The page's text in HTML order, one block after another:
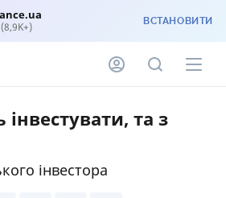
(8,9K+) ВСТАНОВИТИ
та з
інвестора